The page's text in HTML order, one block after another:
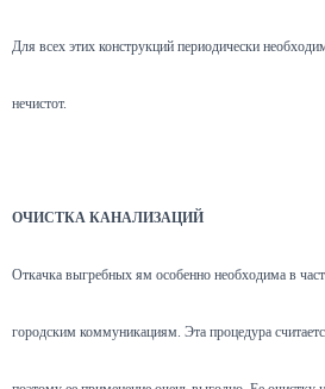
Для всех этих конструкций периодически
нечистот.
ОЧИСТКА КАНАЛИЗАЦИЙ
Откачка выгребных ям особенно необходима в
городским коммуникациям. Эта процедура